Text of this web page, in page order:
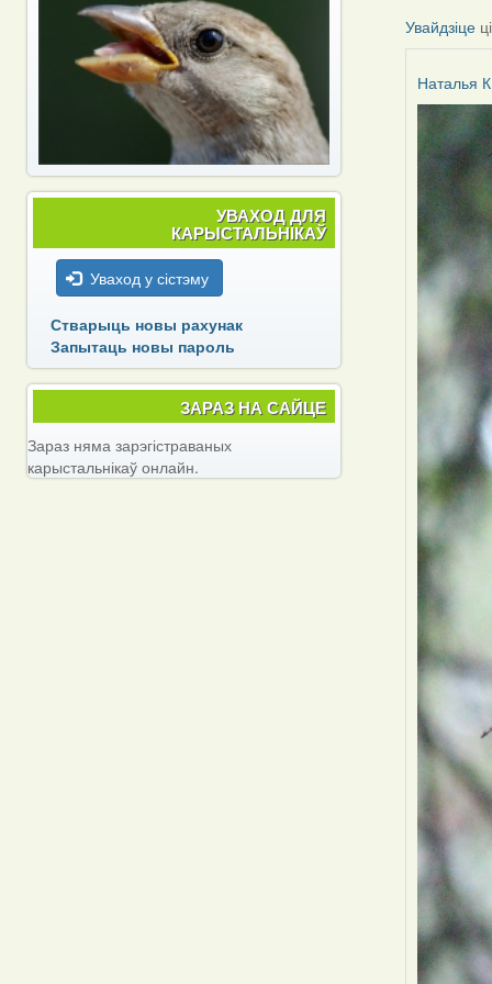
Увайдзіце
Наталья К
УВАХОД ДЛЯ
КАРЫСТАЛЬНІКАЎ
Уваход у сістэму
Стварыць новы рахунак
Запытаць новы пароль
ЗАРАЗ НА САЙЦЕ
Зараз няма зарэгістраваных
карыстальнікаў онлайн.